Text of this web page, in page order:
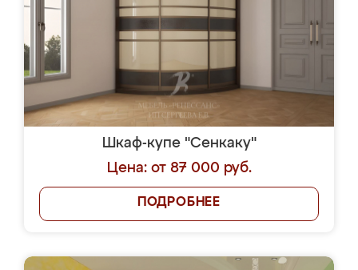
Шкаф-купе "Сенкаку"
Цена: от 87 000 руб.
ПОДРОБНЕЕ